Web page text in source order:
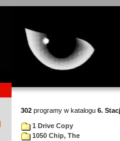
302 programy w katalogu 6.
1 Drive Copy
1050 Chip, The